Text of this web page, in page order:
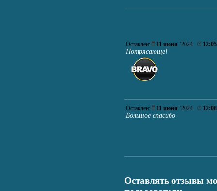
Оставлен: 11 июня ’2024 12:05
Потрясающе!
Оставлен: 11 июня ’2024 12:08
Большое спасибо
Оставлять отзывы